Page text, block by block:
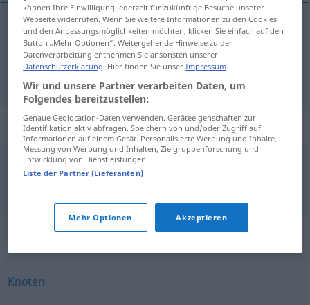
[kado] Ecke äußere
[sumi] Eckeinnere
Beispielsätze für "Ecke"
um die Eckebiegen
Synonyme für "Ecke"
Knoten
können Ihre Einwilligung jederzeit für zukünftige Besuche unserer
Webseite widerrufen. Wenn Sie weitere Informationen zu den Cookies
und den Anpassungsmöglichkeiten möchten, klicken Sie einfach auf den
Button „Mehr Optionen“. Weitergehende Hinweise zu der
Datenverarbeitung entnehmen Sie ansonsten unserer
Datenschutzerklärung. Hier finden Sie unserImpressum.
Wir und unsere Partner verarbeiten Daten, um
Folgendes bereitzustellen:
Genaue Geolocation-Daten verwenden. Geräteeigenschaften zur
Identifikation aktiv abfragen. Speichern von und/oder Zugriff auf
Informationen auf einem Gerät. Personalisierte Werbung und Inhalte,
Messung von Werbung und Inhalten, Zielgruppenforschung und
Entwicklung von Dienstleistungen.
Liste der Partner (Lieferanten)
Mehr Optionen Akzeptieren